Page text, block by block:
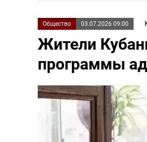
Общество 03.07.2026 09:00
Жители
программы